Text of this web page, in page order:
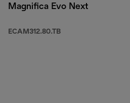
Magnifica Evo Next
ECAM312.80.TB